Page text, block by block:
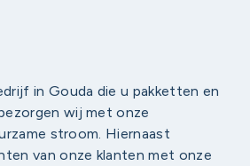
in Gouda die u pakketten en
wij met onze
stroom. Hiernaast
van onze klanten met onze